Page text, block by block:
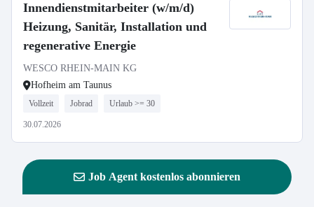
Innendienstmitarbeiter (w/m/d)
Heizung, Sanitär, Installation und
regenerative Energie
WESCO RHEIN-MAIN KG
Hofheim am Taunus
Vollzeit Jobrad Urlaub >= 30
30.07.2026
Job Agent kostenlos abonnieren